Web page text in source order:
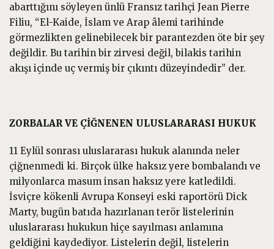
abarttığını söyleyen ünlü Fransız tarihçi Jean Pierre
Filiu, “El-Kaide, İslam ve Arap âlemi tarihinde
görmezlikten gelinebilecek bir parantezden öte bir şey
değildir. Bu tarihin bir zirvesi değil, bilakis tarihin
akışı içinde uç vermiş bir çıkıntı düzeyindedir” der.
ZORBALAR VE ÇİĞNENEN ULUSLARARASI HUKUK
11 Eylül sonrası uluslararası hukuk alanında neler
çiğnenmedi ki. Birçok ülke haksız yere bombalandı ve
milyonlarca masum insan haksız yere katledildi.
İsviçre kökenli Avrupa Konseyi eski raportörü Dick
Marty, bugün batıda hazırlanan terör listelerinin
uluslararası hukukun hiçe sayılması anlamına
geldiğini kaydediyor. Listelerin değil, listelerin